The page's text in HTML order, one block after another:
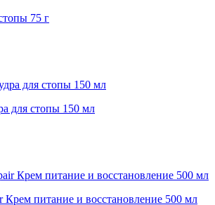
75 г
для стопы 150 мл
Крем питание и восстановление 500 мл